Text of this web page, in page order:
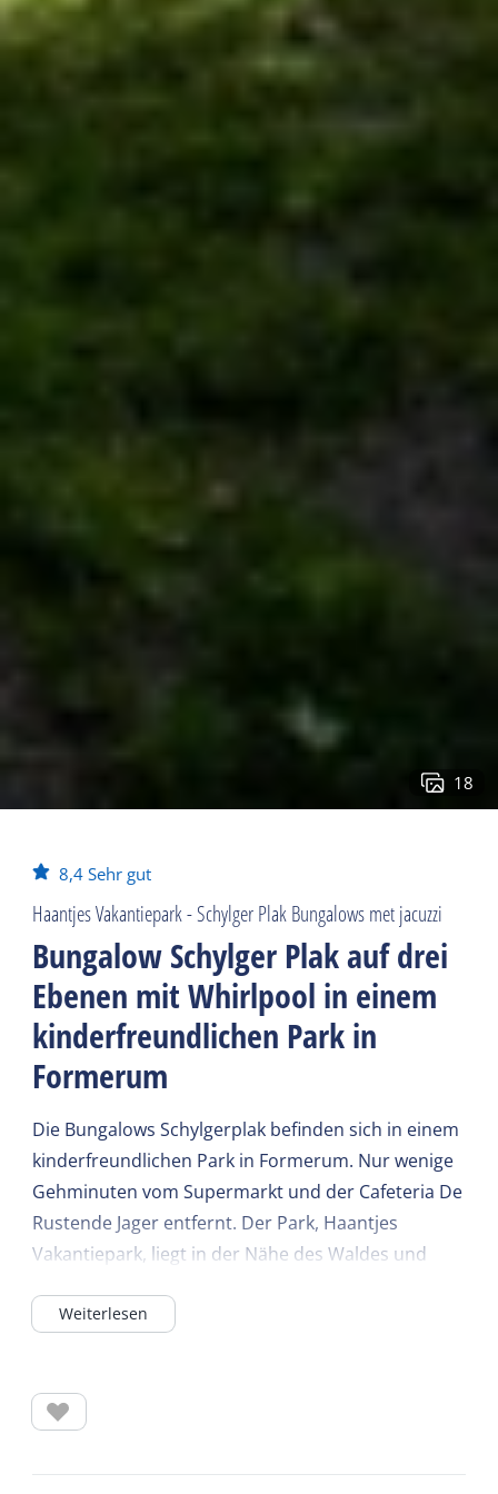
18
8,4 Sehr gut
Haantjes Vakantiepark - Schylger Plak Bungalows met jacuzzi
Bungalow Schylger Plak auf drei
Ebenen mit Whirlpool in einem
kinderfreundlichen Park in
Formerum
Die Bungalows Schylgerplak befinden sich in einem
kinderfreundlichen Park in Formerum. Nur wenige
Gehminuten vom Supermarkt und der Cafeteria De
Rustende Jager entfernt. Der Park, Haantjes
Vakantiepark, liegt in der Nähe des Waldes und
entfernt. Für die Kinder gibt es Spielgeräte und
Die komfortablen Bungalows verfügen über eine
über einen eigenen Parkplatz.
Weiterlesen